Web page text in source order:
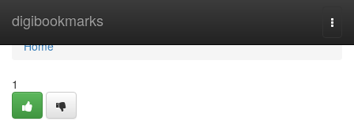
digibookmarks
Home
Home
1